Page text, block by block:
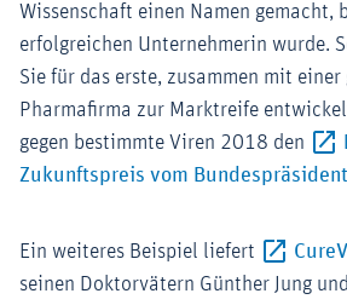
Wissenschaft einen Namen gemacht,
erfolgreichen Unternehmerin wurde.
Sie für das erste, zusammen mit einer
Pharmafirma zur Marktreife
gegen bestimmte Viren 2018 den
Zukunftspreis vom
Ein weiteres Beispiel liefert
seinen Doktorvätern Günther Jung